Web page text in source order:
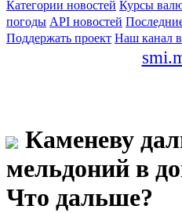
Категории новостей Курсы
погоды API новостей
Поддержать проект Наш канал
Каменеву
мельдоний в
Что дальше?